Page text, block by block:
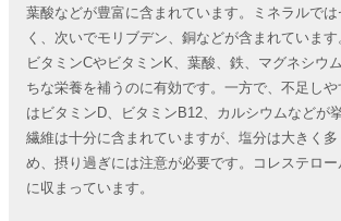
葉酸などが豊富に含まれています。ミネラルで
く、次いでモリブデン、銅などが含まれています
ビタミンCやビタミンK、葉酸、鉄、マグネシウ
ちな栄養を補うのに有効です。一方で、不足し
はビタミンD、ビタミンB12、カルシウムなどが
繊維は十分に含まれていますが、塩分は大きく
め、摂り過ぎには注意が必要です。コレステロ
に収まっています。